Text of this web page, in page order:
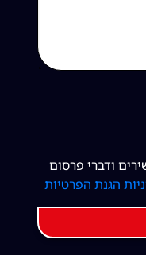
ודברי פרסום
הגנת הפרטיות